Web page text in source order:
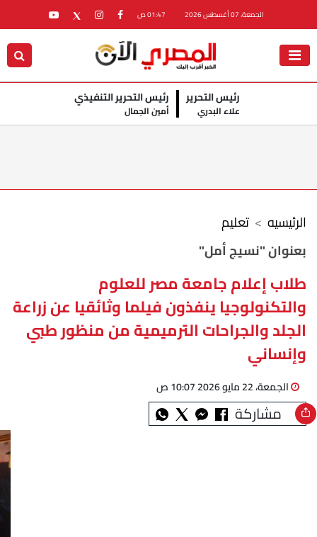
الجمعة، 07 أغسطس 2026
رئيس التحرير
علاء البدري
رئيس التحرير التنفيذي
أمين الجمال
تعليم
الرئيسيه
بعنوان "نسيج أمل"
طلاب إعلام جامعة مصر للعلوم
والتكنولوجيا ينفذون فيلما وثائقيا عن زراعة
الجلد والجراحات الترميمية من منظور طبي
وإنساني
الجمعة، 22 مايو 2026 10:07 ص
مشاركة